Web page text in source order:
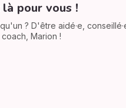
pour vous !
? D'être aidé·e,
Marion !